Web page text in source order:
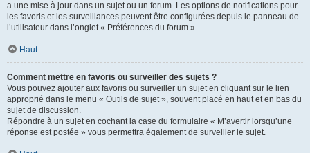
a une mise à jour dans un sujet ou un forum. Les options de notifications pour
les favoris et les surveillances peuvent être configurées depuis le panneau de
l’utilisateur dans l’onglet « Préférences du forum ».
Haut
Comment mettre en favoris ou surveiller des sujets ?
Vous pouvez ajouter aux favoris ou surveiller un sujet en cliquant sur le lien
approprié dans le menu « Outils de sujet », souvent placé en haut et en bas du
sujet de discussion.
Répondre à un sujet en cochant la case du formulaire « M’avertir lorsqu’une
réponse est postée » vous permettra également de surveiller le sujet.